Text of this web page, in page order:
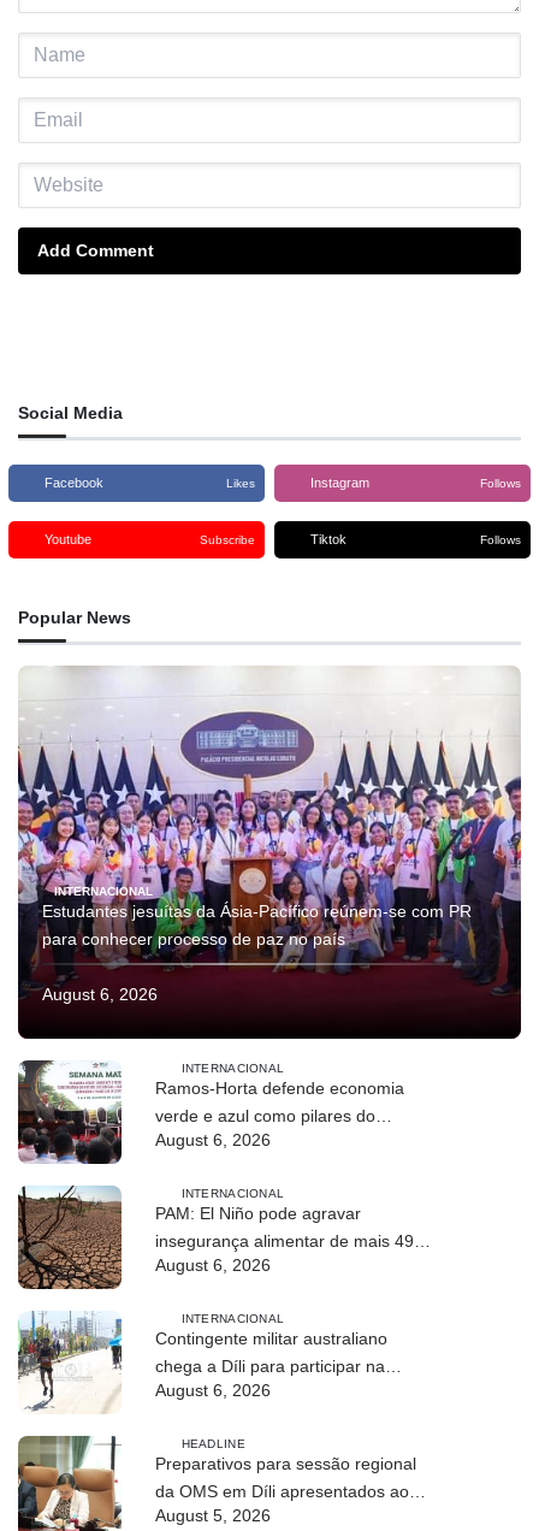
Add Comment
Social Media
Facebook Likes Instagram Follows
Youtube Subscribe Tiktok Follows
Popular News
INTERNACIONAL
Estudantes jesuítas da Ásia-Pacífico reúnem-se com PR
para conhecer processo de paz no país
August 6, 2026
INTERNACIONAL
Ramos-Horta defende economia
verde e azul como pilares do
desenvolvimento sustentável de
August 6, 2026
INTERNACIONAL
PAM: El Niño pode agravar
insegurança alimentar de mais 49
milhões de pessoas até 2027
August 6, 2026
INTERNACIONAL
Contingente militar australiano
chega a Díli para participar na
Maratona Internacional de 2026
August 6, 2026
HEADLINE
Preparativos para sessão regional
da OMS em Díli apresentados ao
Conselho de Ministros
August 5, 2026